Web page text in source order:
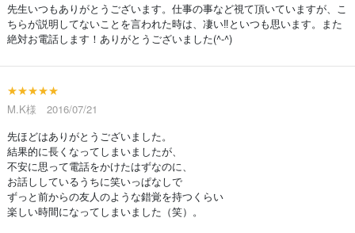
先生いつもありがとうございます。仕事の事など視て頂いていますが、こ
ちらが説明してないことを言われた時は、凄い‼といつも思います。また
絶対お電話します！ありがとうございました(^-^)
★★★★★
M.K様 2016/07/21
先ほどはありがとうございました。
結果的に長くなってしまいましたが、
不安に思って電話をかけたはずなのに、
お話ししているうちに笑いっぱなしで
ずっと前からの友人のような錯覚を持つくらい
楽しい時間になってしまいました（笑）。